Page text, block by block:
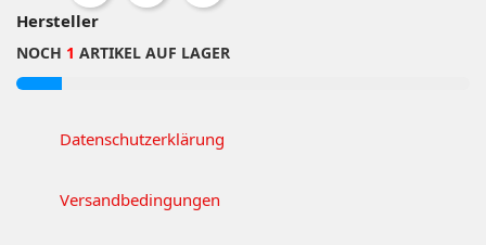
Hersteller
NOCH 1 ARTIKEL AUF LAGER
Datenschutzerklärung
Versandbedingungen